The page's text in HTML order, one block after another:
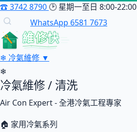
☎3742 8790 🕑 星期一至日 8:00-22:00
WhatsApp 6581 7673
維修快
❄ 冷氣維修 ▼
❄
冷氣維修 / 清洗
Air Con Expert - 全港冷氣工程專家
🏠 家用冷氣系列